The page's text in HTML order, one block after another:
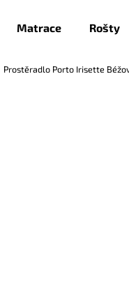
Matrace Rošty
Prostěradlo Porto Irisette